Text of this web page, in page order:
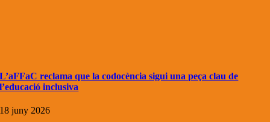
L’aFFaC reclama que la codocència sigui una peça clau de
l’educació inclusiva
18 juny 2026